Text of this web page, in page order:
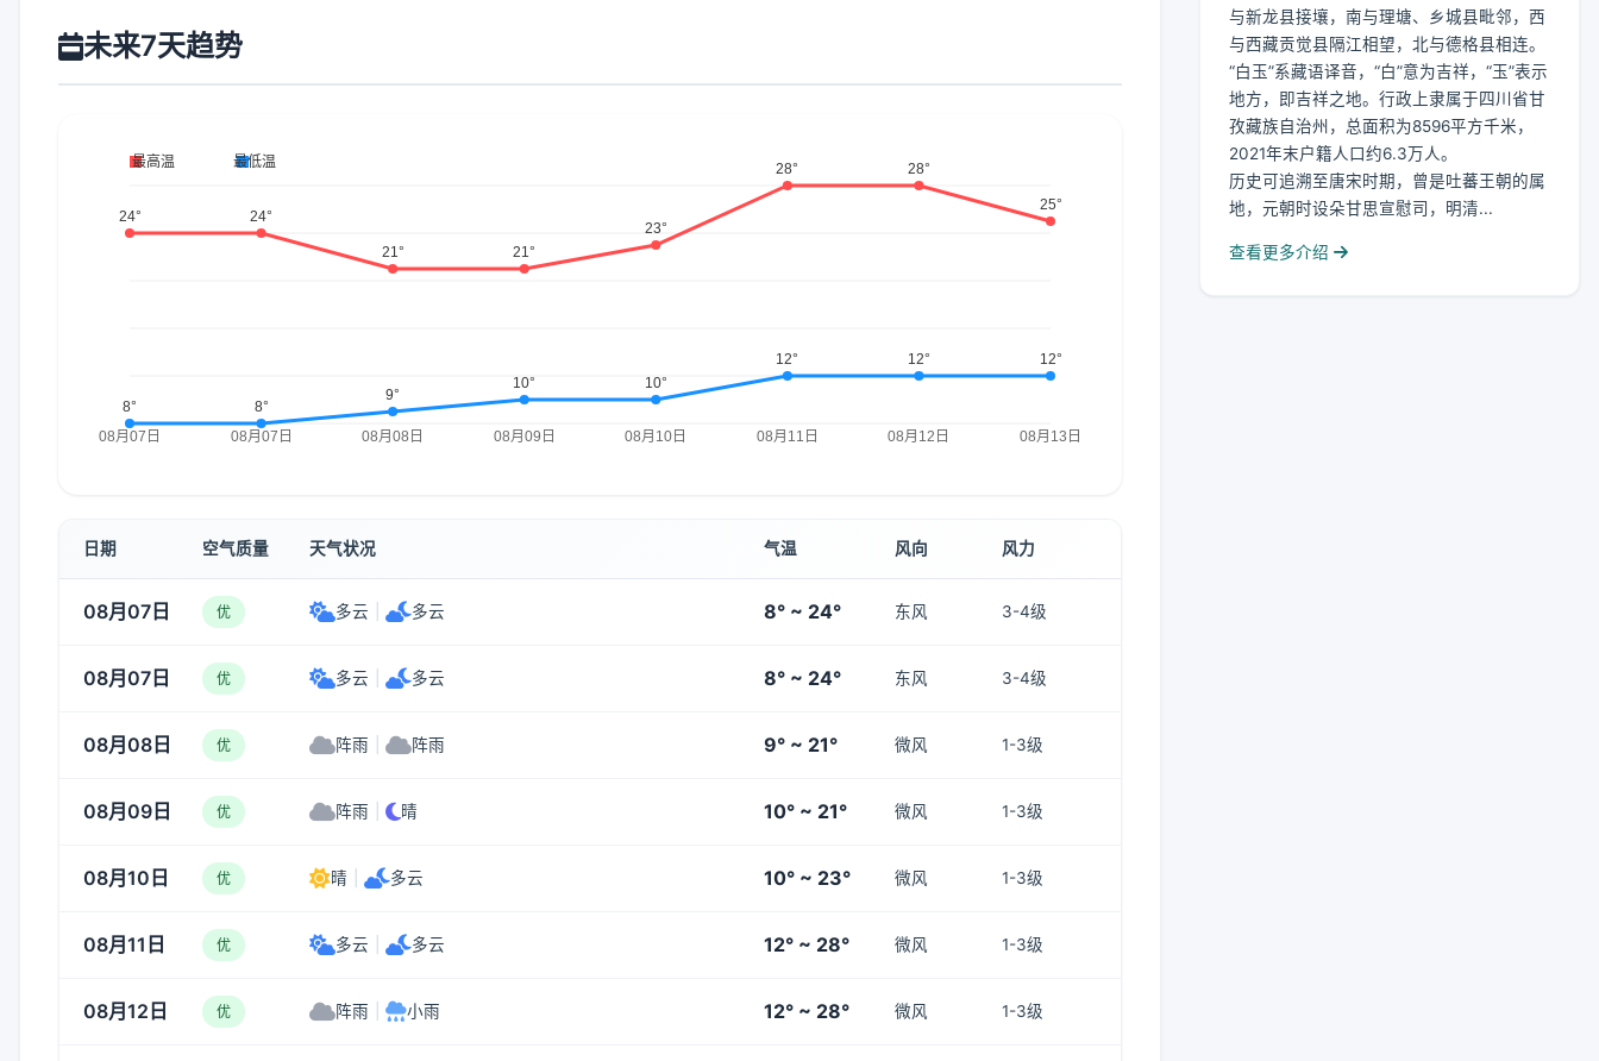
未来7天趋势
日期 空气质量 天气状况 气温 风向 风力
08月07日 优 多云 多云 8° ~ 24° 东风 3-4级
08月07日 优 多云 多云 8° ~ 24° 东风 3-4级
08月08日 优 阵雨 阵雨 9° ~ 21° 微风 1-3级
08月09日 优 阵雨 晴 10° ~ 21° 微风 1-3级
08月10日 优 晴 多云 10° ~ 23° 微风 1-3级
08月11日 优 多云 多云 12° ~ 28° 微风 1-3级
08月12日 优 阵雨 小雨 12° ~ 28° 微风 1-3级
与新龙县接壤，南与理塘、乡城县毗邻，西
与西藏贡觉县隔江相望，北与德格县相连。
“白玉”系藏语译音，“白”意为吉祥，“玉”表示
地方，即吉祥之地。行政上隶属于四川省甘
孜藏族自治州，总面积为8596平方千米，
2021年末户籍人口约6.3万人。
历史可追溯至唐宋时期，曾是吐蕃王朝的属
地，元朝时设朵甘思宣慰司，明清...
查看更多介绍